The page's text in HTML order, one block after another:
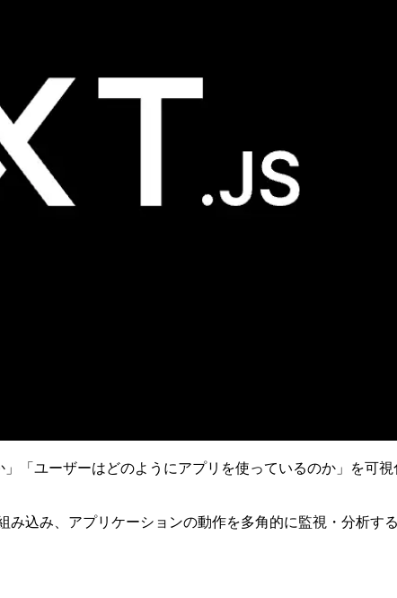
「ユーザーはどのようにアプリを使っているのか」を可
み、アプリケーションの動作を多角的に監視・分析す